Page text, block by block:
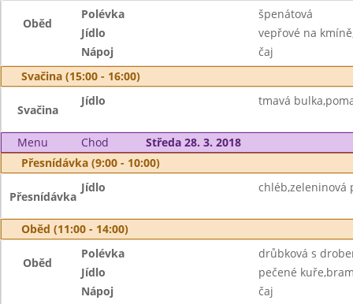
Oběd
Polévka
špenátová
Jídlo
vepřové na
Nápoj
čaj
Svačina (15:00 - 16:00)
Svačina
Jídlo tmavá
Menu Chod
Středa 28. 3. 2018
Přesnídávka (9:00 - 10:00)
Přesnídávka
Jídlo chléb,zeleninová
Oběd (11:00 - 14:00)
Oběd
Polévka
drůbková s
Jídlo
pečené
Nápoj
čaj